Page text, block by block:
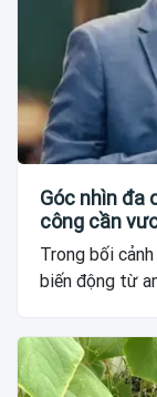
Góc nhìn đa
công cần
Trong bối
biến động từ